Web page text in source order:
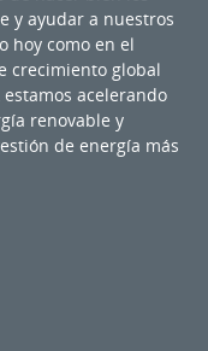
y ayudar a nuestros
hoy como en el
crecimiento global
acelerando
renovable y
de energía más